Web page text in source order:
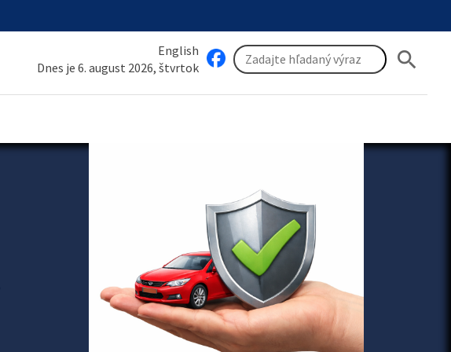
English
Dnes je 6. august 2026, štvrtok
search